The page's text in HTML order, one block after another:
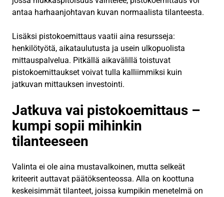
antaa harhaanjohtavan kuvan normaalista tilanteesta.
Lisäksi pistokoemittaus vaatii aina resursseja:
henkilötyötä, aikataulutusta ja usein ulkopuolista
mittauspalvelua. Pitkällä aikavälillä toistuvat
pistokoemittaukset voivat tulla kalliimmiksi kuin
jatkuvan mittauksen investointi.
Jatkuva vai pistokoemittaus –
kumpi sopii mihinkin
tilanteeseen
Valinta ei ole aina mustavalkoinen, mutta selkeät
kriteerit auttavat päätöksenteossa. Alla on koottuna
keskeisimmät tilanteet, joissa kumpikin menetelmä on